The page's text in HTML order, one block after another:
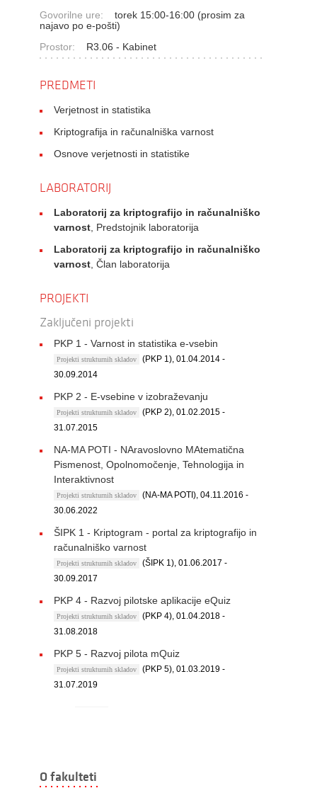
Govorilne ure:
torek 15:00-16:00 (prosim za
najavo po e-pošti)
Prostor:
R3.06 - Kabinet
PREDMETI
Verjetnost in statistika
Kriptografija in računalniška varnost
Osnove verjetnosti in statistike
LABORATORIJ
Laboratorij za kriptografijo in računalniško
varnost , Predstojnik laboratorija
Laboratorij za kriptografijo in računalniško
varnost , Član laboratorija
PROJEKTI
Zaključeni projekti
PKP 1 - Varnost in statistika e-vsebin
Projekti strukturnih skladov
(PKP 1), 01.04.2014 -
30.09.2014
PKP 2 - E-vsebine v izobraževanju
Projekti strukturnih skladov
(PKP 2), 01.02.2015 -
31.07.2015
NA-MA POTI - NAravoslovno MAtematična
Pismenost, Opolnomočenje, Tehnologija in
Interaktivnost
Projekti strukturnih skladov
(NA-MA POTI), 04.11.2016 -
30.06.2022
ŠIPK 1 - Kriptogram - portal za kriptografijo in
računalniško varnost
Projekti strukturnih skladov
(ŠIPK 1), 01.06.2017 -
30.09.2017
PKP 4 - Razvoj pilotske aplikacije eQuiz
Projekti strukturnih skladov
(PKP 4), 01.04.2018 -
31.08.2018
PKP 5 - Razvoj pilota mQuiz
Projekti strukturnih skladov
(PKP 5), 01.03.2019 -
31.07.2019
O fakulteti